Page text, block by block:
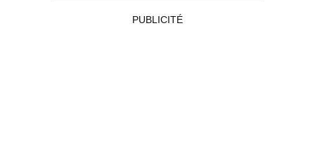
PUBLICITÉ